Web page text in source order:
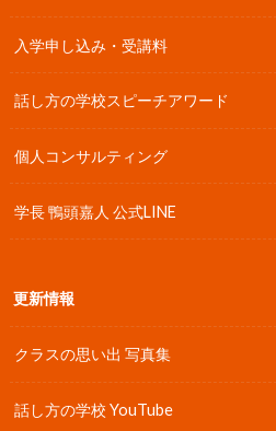
入学申し込み・受講料
話し方の学校スピーチアワード
個人コンサルティング
学長 鴨頭嘉人 公式LINE
更新情報
クラスの思い出 写真集
話し方の学校 YouTube